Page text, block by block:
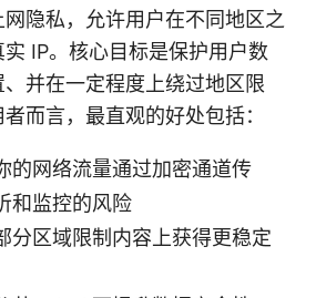
隐私，允许用户在不同地区之
IP。核心目标是保护用户数
并在一定程度上绕过地区限
而言，最直观的好处包括：
的网络流量通过加密通道传
和监控的风险
分区域限制内容上获得更稳定